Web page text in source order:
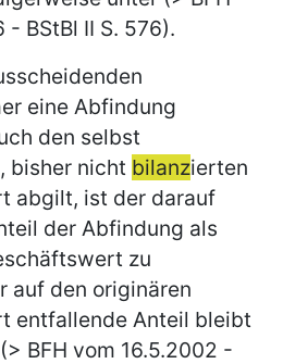
- BStBl II S. 576).
eine Abfindung
den selbst
bisher nicht bilanzierten
abgilt, ist der darauf
der Abfindung als
zu
auf den originären
entfallende Anteil bleibt
BFH vom 16.5.2002 -